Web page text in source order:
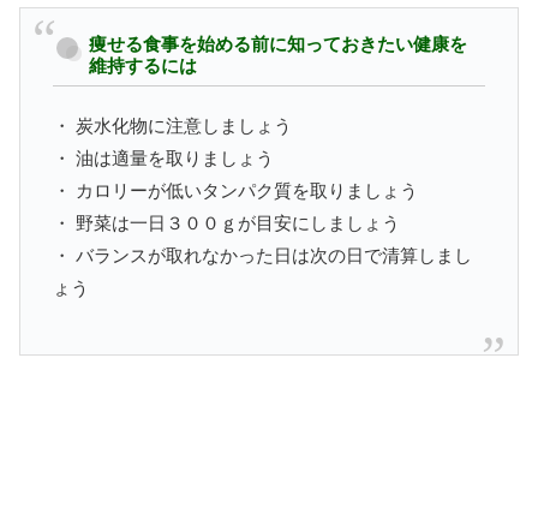
痩せる食事を始める前に知っておきたい健康を
維持するには
・ 炭水化物に注意しましょう
・ 油は適量を取りましょう
・ カロリーが低いタンパク質を取りましょう
・ 野菜は一日３００ｇが目安にしましょう
・ バランスが取れなかった日は次の日で清算しまし
ょう